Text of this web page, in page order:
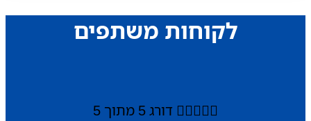
לקוחות משתפים
 דורג 5 מתוך 5